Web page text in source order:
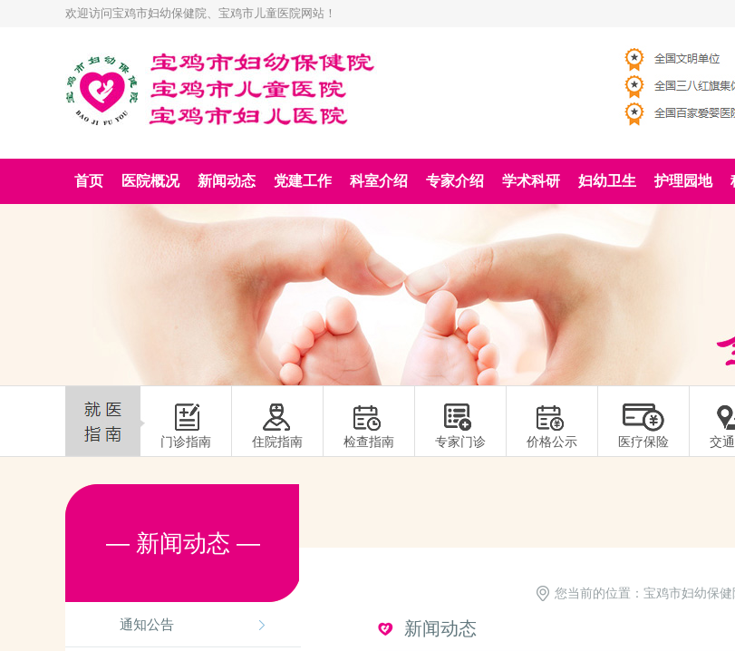
欢迎访问宝鸡市妇幼保健院、宝鸡市儿童医院网站！
首页 医院概况 新闻动态 党建工作 科室介绍 专家介绍 学术科研 妇幼卫生 护理园地
门诊指南 住院指南 检查指南 专家门诊 价格公示 医疗保险 交
— 新闻动态 —
通知公告
您当前的位置： 宝鸡市妇幼保健
新闻动态